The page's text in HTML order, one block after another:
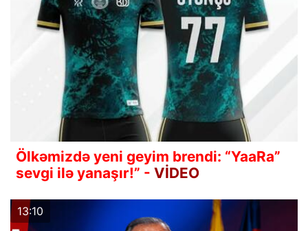
Ölkəmizdə yeni geyim brendi: “YaaRa”
sevgi ilə yanaşır!” - VİDEO
13:10